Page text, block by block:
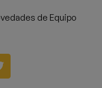
de Equipo